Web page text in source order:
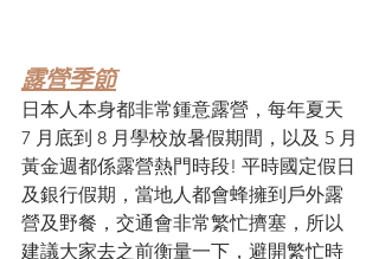
露營季節
日本人本身都非常鍾意露營，每年夏天
7 月底到 8 月學校放暑假期間，以及 5 月
黃金週都係露營熱門時段! 平時國定假日
及銀行假期，當地人都會蜂擁到戶外露
營及野餐，交通會非常繁忙擠塞，所以
建議大家去之前衡量一下，避開繁忙時